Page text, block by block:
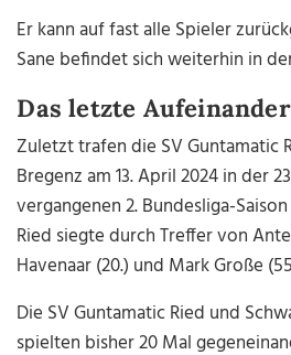
Er kann auf fast alle Spieler
Sane befindet sich weiterhin in
Das letzte
Zuletzt trafen die SV Guntamatic
Bregenz am 13. April 2024 in der
vergangenen 2. Bundesliga-
Ried siegte durch Treffer von Ante
Havenaar (20.) und Mark Große
Die SV Guntamatic Ried und
spielten bisher 20 Mal